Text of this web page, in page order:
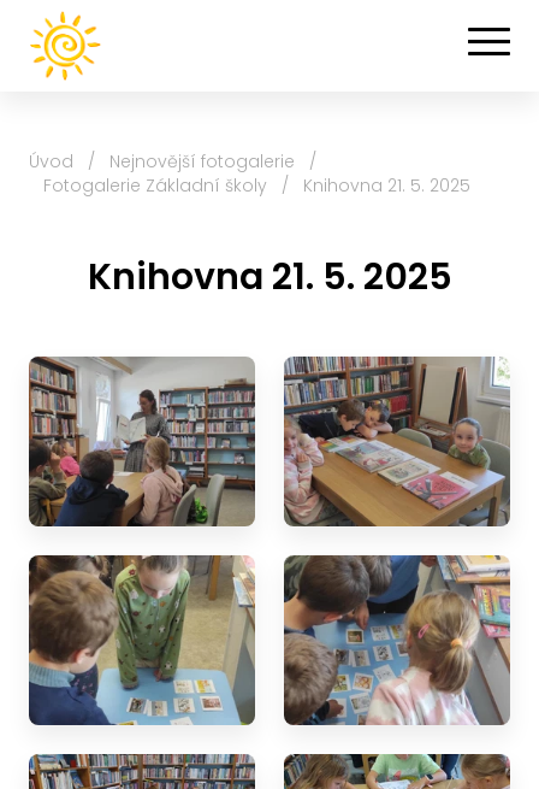
Úvod / Nejnovější fotogalerie
/
Fotogalerie Základní školy
/ Knihovna 21. 5. 2025
Knihovna 21. 5. 2025